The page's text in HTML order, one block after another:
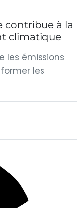
contribue à la
climatique
les émissions
les